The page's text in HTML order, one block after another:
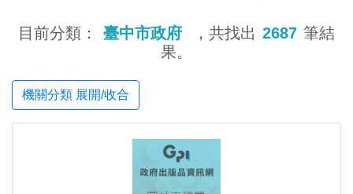
目前分類： 臺中市政府 ，共找出 2687 筆結
果。
機關分類 展開/收合